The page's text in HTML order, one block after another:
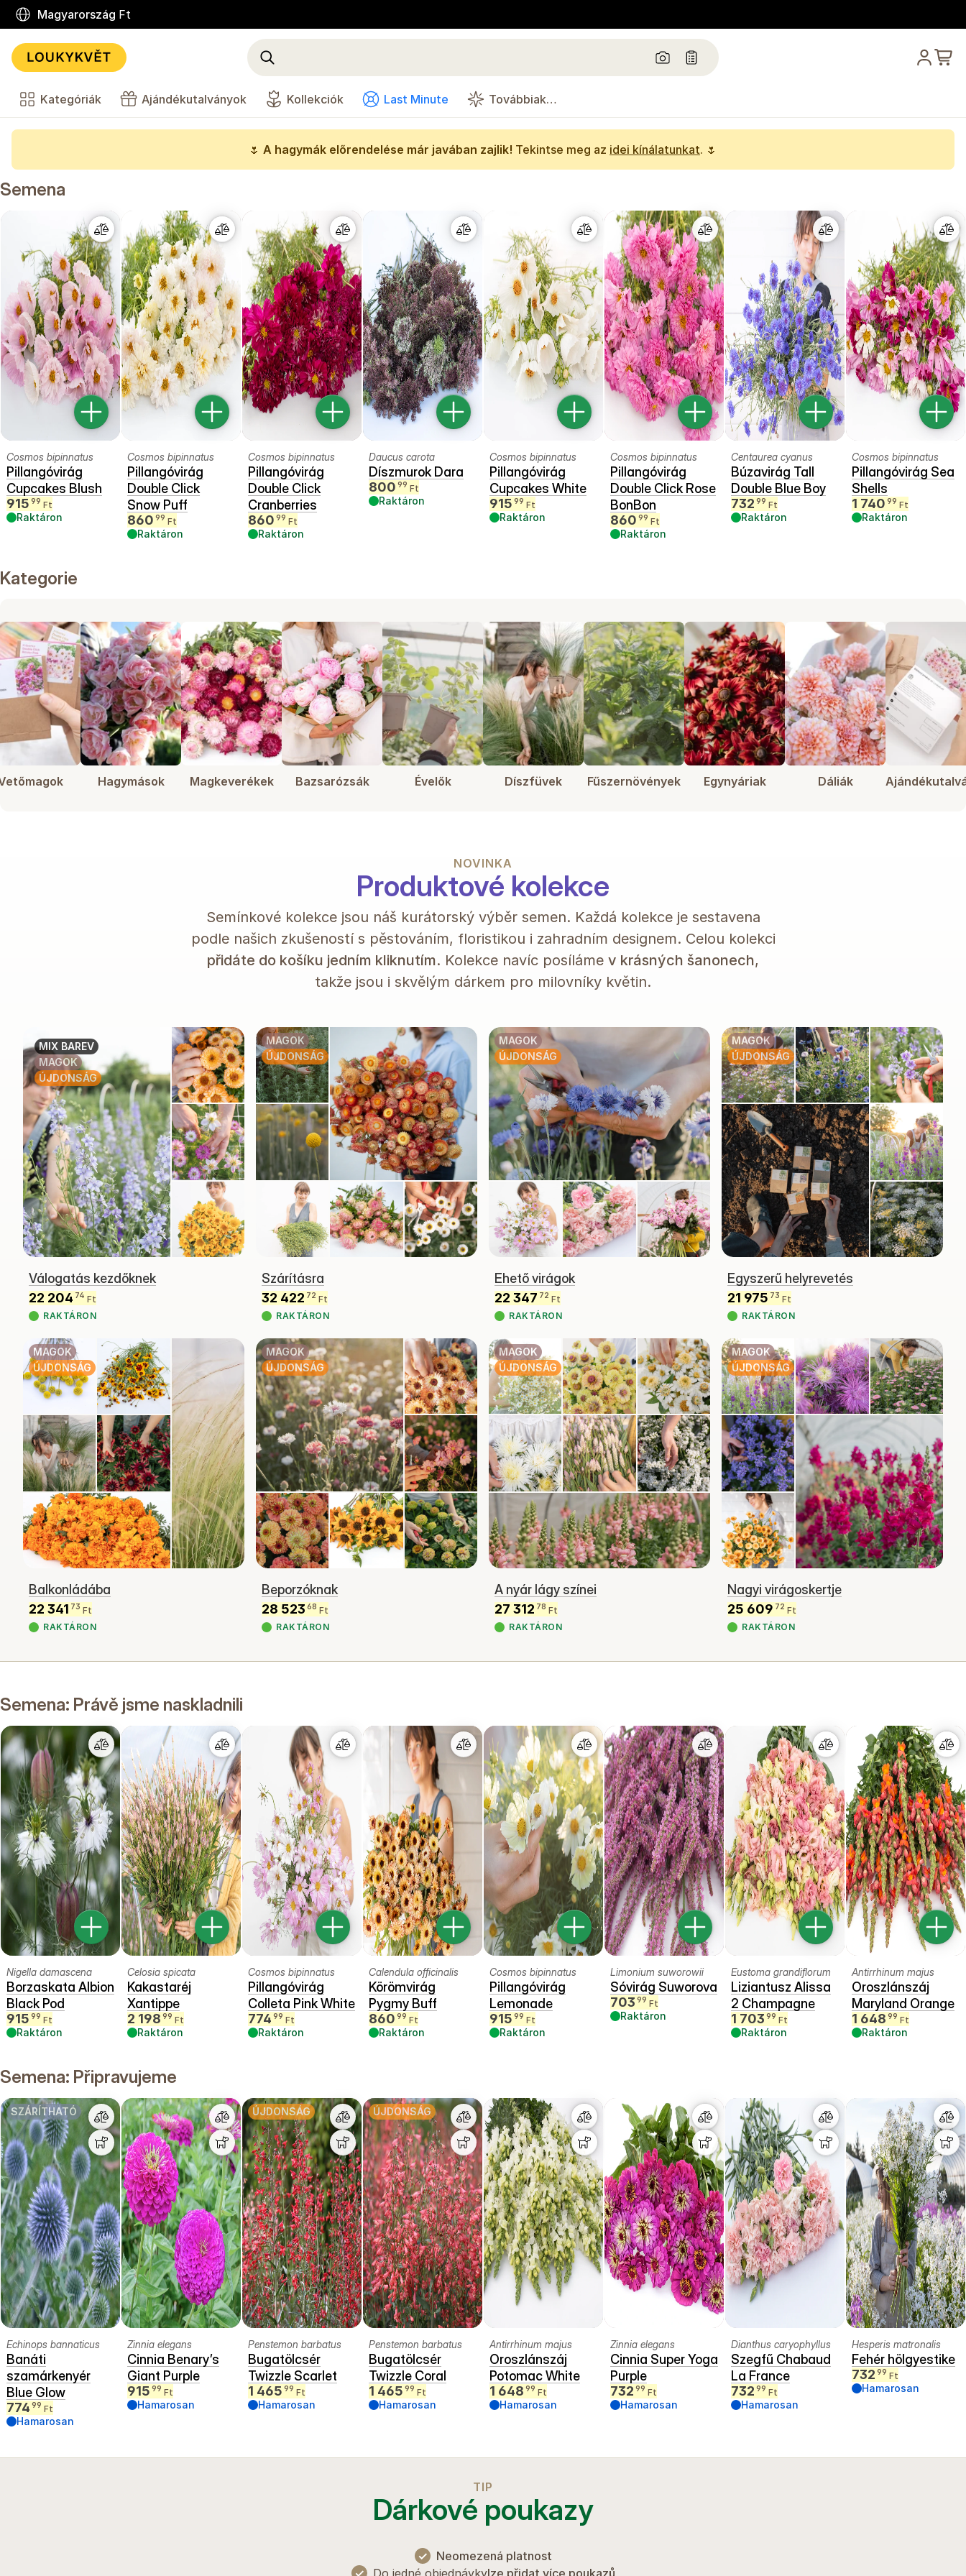
Magyarország Ft
Kategóriák Ajándékutalványok Kollekciók Last Minute Továbbiak…
🌷 A hagymák előrendelése már javában zajlik! Tekintse meg az idei kínálatunkat. 🌷
Semena
Cosmos bipinnatus
Pillangóvirág
Cupcakes Blush
915 99 Ft
Raktáron
Cosmos bipinnatus
Pillangóvirág
Double Click
Snow Puff
860 99 Ft
Raktáron
Cosmos bipinnatus
Pillangóvirág
Double Click
Cranberries
860 99 Ft
Raktáron
Daucus carota
Díszmurok Dara
800 99 Ft
Raktáron
Cosmos bipinnatus
Pillangóvirág
Cupcakes White
915 99 Ft
Raktáron
Cosmos bipinnatus
Pillangóvirág
Double Click Rose
BonBon
860 99 Ft
Raktáron
Centaurea cyanus
Búzavirág Tall
Double Blue Boy
732 99 Ft
Raktáron
Cosmos bipinnatus
Pillangóvirág Sea
Shells
1 740 99 Ft
Raktáron
Kategorie
Hagymások Magkeverékek Bazsarózsák Évelők Díszfüvek Fűszernövények Egynyáriak Dáliák
NOVINKA
Produktové kolekce
Semínkové kolekce jsou náš kurátorský výběr semen. Každá kolekce je sestavena
podle našich zkušeností s pěstováním, floristikou i zahradním designem. Celou kolekci
přidáte do košíku jedním kliknutím. Kolekce navíc posíláme v krásných šanonech,
takže jsou i skvělým dárkem pro milovníky květin.
MIX BAREV
MAGOK
ÚJDONSÁG
Válogatás kezdőknek
22 204 74 Ft
RAKTÁRON
MAGOK
ÚJDONSÁG
Szárításra
32 422 72 Ft
RAKTÁRON
MAGOK
ÚJDONSÁG
Ehető virágok
22 347 72 Ft
RAKTÁRON
MAGOK
ÚJDONSÁG
Egyszerű helyrevetés
21 975 73 Ft
RAKTÁRON
MAGOK
ÚJDONSÁG
Balkonládába
22 341 73 Ft
RAKTÁRON
MAGOK
ÚJDONSÁG
Beporzóknak
28 523 68 Ft
RAKTÁRON
MAGOK
ÚJDONSÁG
A nyár lágy színei
27 312 78 Ft
RAKTÁRON
MAGOK
ÚJDONSÁG
Nagyi virágoskertje
25 609 72 Ft
RAKTÁRON
Semena: Právě jsme naskladnili
Nigella damascena
Borzaskata Albion
Black Pod
915 99 Ft
Raktáron
Celosia spicata
Kakastaréj
Xantippe
2 198 99 Ft
Raktáron
Cosmos bipinnatus
Pillangóvirág
Colleta Pink White
774 99 Ft
Raktáron
Calendula officinalis
Körömvirág
Pygmy Buff
860 99 Ft
Raktáron
Cosmos bipinnatus
Pillangóvirág
Lemonade
915 99 Ft
Raktáron
Limonium suworowii
Sóvirág Suworova
703 99 Ft
Raktáron
Eustoma grandiflorum
Liziantusz Alissa
2 Champagne
1 703 99 Ft
Raktáron
Antirrhinum majus
Oroszlánszáj
Maryland Orange
1 648 99 Ft
Raktáron
Semena: Připravujeme
SZÁRÍTHATÓ
Echinops bannaticus
Banáti
szamárkenyér
Blue Glow
774 99 Ft
Hamarosan
Zinnia elegans
Cinnia Benary’s
Giant Purple
915 99 Ft
Hamarosan
ÚJDONSÁG
Penstemon barbatus
Bugatölcsér
Twizzle Scarlet
1 465 99 Ft
Hamarosan
ÚJDONSÁG
Penstemon barbatus
Bugatölcsér
Twizzle Coral
1 465 99 Ft
Hamarosan
Antirrhinum majus
Oroszlánszáj
Potomac White
1 648 99 Ft
Hamarosan
Zinnia elegans
Cinnia Super Yoga
Purple
732 99 Ft
Hamarosan
Dianthus caryophyllus
Szegfű Chabaud
La France
732 99 Ft
Hamarosan
Hesperis matronalis
Fehér hölgyestike
732 99 Ft
Hamarosan
TIP
Dárkové poukazy
✓
Neomezená platnost
✓
Do jedné objednávkylze přidat více poukazů